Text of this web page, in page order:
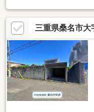
成小学校／成徳中学校◆桑
徒歩約5分◆約72坪の角地
ーカーで建築可能◆都市ガ
詳細をご覧いただけます。
＝＝＝＝＝＝＝＝土地購
かかるの？すべて丁寧にお
＝＝＝＝＝＝＝＝＝＝＝＝
三重県桑名市大